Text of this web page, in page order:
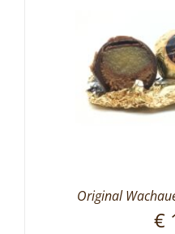
Original
€